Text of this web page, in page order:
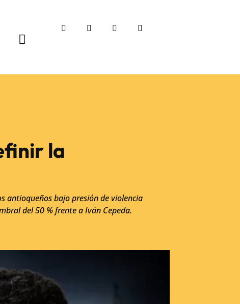
la
antioqueños bajo presión de violencia
del 50 % frente a Iván Cepeda.